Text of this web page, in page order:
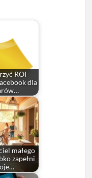
ROI
dla
małego
zapełni